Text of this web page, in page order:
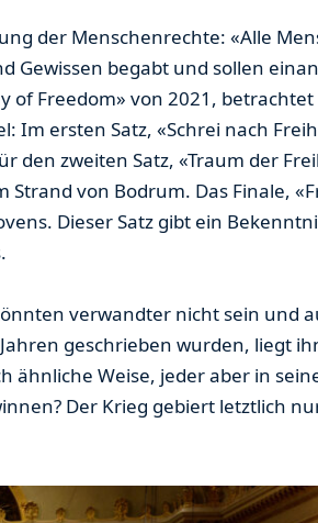
der Menschenrechte: «Alle
Gewissen begabt und sollen
of Freedom» von 2021,
Im ersten Satz, «Schrei nach
den zweiten Satz, «Traum der
von Bodrum. Das Finale,
Dieser Satz gibt ein
verwandter nicht sein und
geschrieben wurden, liegt
ähnliche Weise, jeder aber in
Der Krieg gebiert letztlich